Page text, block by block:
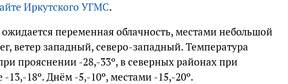
Иркутского УГМС.
ожидается переменная облачность, местами небольшой
ветер западный, северо-западный. Температура
прояснении -28,-33º, в северных районах при
-13,-18º. Днём -5,-10º, местами -15,-20º.